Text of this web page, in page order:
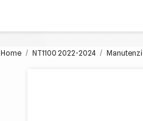
Home NT1100 2022-2024